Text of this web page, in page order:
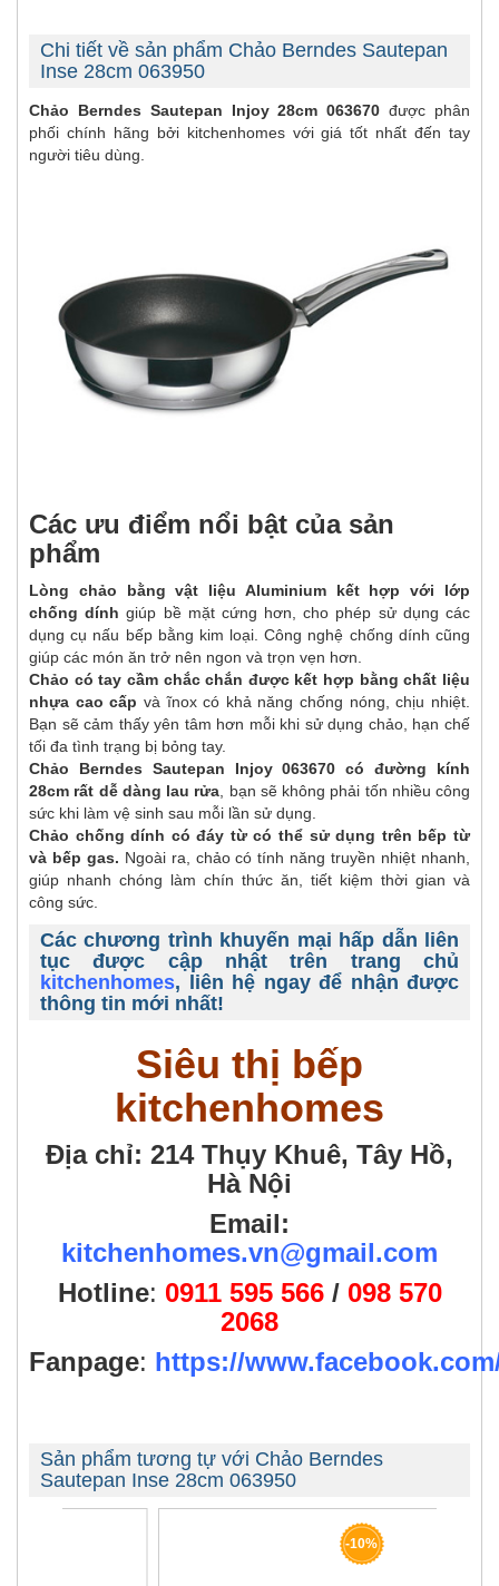
Chi tiết về sản phẩm Chảo Berndes Sautepan
Inse 28cm 063950
Chảo Berndes Sautepan Injoy 28cm 063670được phân
phối chính hãng bởi kitchenhomes với giá tốt nhất đến tay
người tiêu dùng.
Các ưu điểm nổi bật của sản
phẩm
Lòng chảo bằng vật liệu Aluminium kết hợp với lớp
chống dínhgiúp bề mặt cứng hơn, cho phép sử dụng các
dụng cụ nấu bếp bằng kim loại. Công nghệ chống dính cũng
giúp các món ăn trở nên ngon và trọn vẹn hơn.
Chảo có tay cầm chắc chắn được kết hợp bằng chất liệu
nhựa cao cấp và ĩnox có khả năng chống nóng, chịu nhiệt.
Bạn sẽ cảm thấy yên tâm hơn mỗi khi sử dụng chảo, hạn chế
tối đa tình trạng bị bỏng tay.
Chảo Berndes Sautepan Injoy 063670 có đường kính
28cm rất dễ dàng lau rửa, bạn sẽ không phải tốn nhiều công
sức khi làm vệ sinh sau mỗi lần sử dụng.
Chảo chống dính có đáy từ có thể sử dụng trên bếp từ
và bếp gas. Ngoài ra, chảo có tính năng truyền nhiệt nhanh,
giúp nhanh chóng làm chín thức ăn, tiết kiệm thời gian và
công sức.
Các chương trình khuyến mại hấp dẫn liên
tục được cập nhật trên trang chủ
kitchenhomes, liên hệ ngay để nhận được
thông tin mới nhất!
Siêu thị bếp
kitchenhomes
Địa chỉ: 214 Thụy Khuê, Tây Hồ,
Hà Nội
Email:
kitchenhomes.vn@gmail.com
Hotline: 0911 595 566/ 098 570
2068
Fanpage: https://
Sản phẩm tương tự với Chảo Berndes
Sautepan Inse 28cm 063950